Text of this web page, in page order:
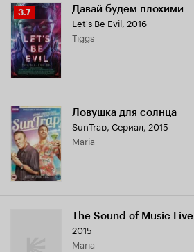
Рейтинг
Кинопоиска
3.7
3.7 Давай будем плохими
Let's Be Evil, 2016
Tiggs
Ловушка для солнца
SunTrap, Сериал, 2015
Maria
The Sound of Music Live
2015
Maria